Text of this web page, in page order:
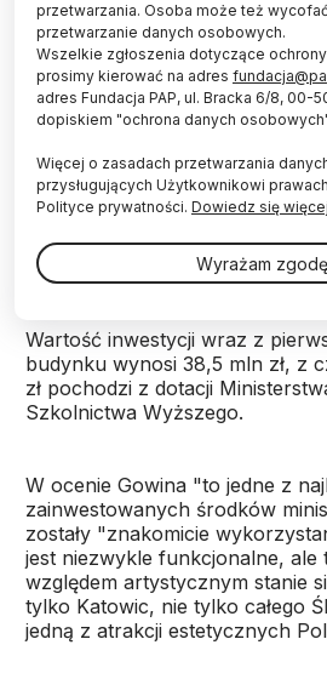
nowy budynek Wydziału Radia
Uniwersytetu Śląskiego.
siedziby planowana jest na
w sobie nowoczesność z
śląskiej architektury.
Obecny na uroczystości
szkolnictwa wyższego Jarosław
krótkim zwiedzaniu, że jest pod
pięknego - jak mówił - obiektu.
Wartość inwestycji wraz z
budynku wynosi 38,5 mln zł, z
zł pochodzi z dotacji
Szkolnictwa Wyższego.
W ocenie Gowina "to jedne z
zainwestowanych środków
zostały "znakomicie
jest niezwykle funkcjonalne, ale
względem artystycznym stanie
tylko Katowic, nie tylko całego
jedną z atrakcji estetycznych
przetwarzania. Osoba może też
przetwarzanie danych osobowych.
Wszelkie zgłoszenia dotyczące
prosimy kierować na adres
adres Fundacja PAP, ul. Bracka 6/8, 00-
dopiskiem "ochrona danych
Więcej o zasadach przetwarzania
przysługujących Użytkownikowi
Polityce prywatności. Dowiedz się
Wyrażam zgodę